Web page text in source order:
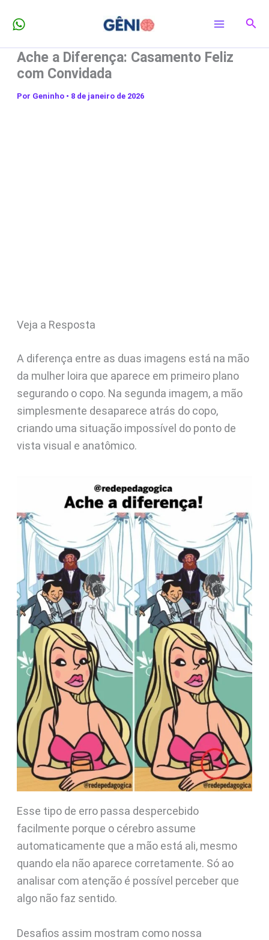
para
conteúdo
Ache a Diferença: Casamento Feliz
com Convidada
Por Geninho • 8 de janeiro de 2026
Veja a Resposta
A diferença entre as duas imagens está na mão
da mulher loira que aparece em primeiro plano
segurando o copo. Na segunda imagem, a mão
simplesmente desaparece atrás do copo,
criando uma situação impossível do ponto de
vista visual e anatômico.
Esse tipo de erro passa despercebido
facilmente porque o cérebro assume
automaticamente que a mão está ali, mesmo
quando ela não aparece corretamente. Só ao
analisar com atenção é possível perceber que
algo não faz sentido.
Desafios assim mostram como nossa